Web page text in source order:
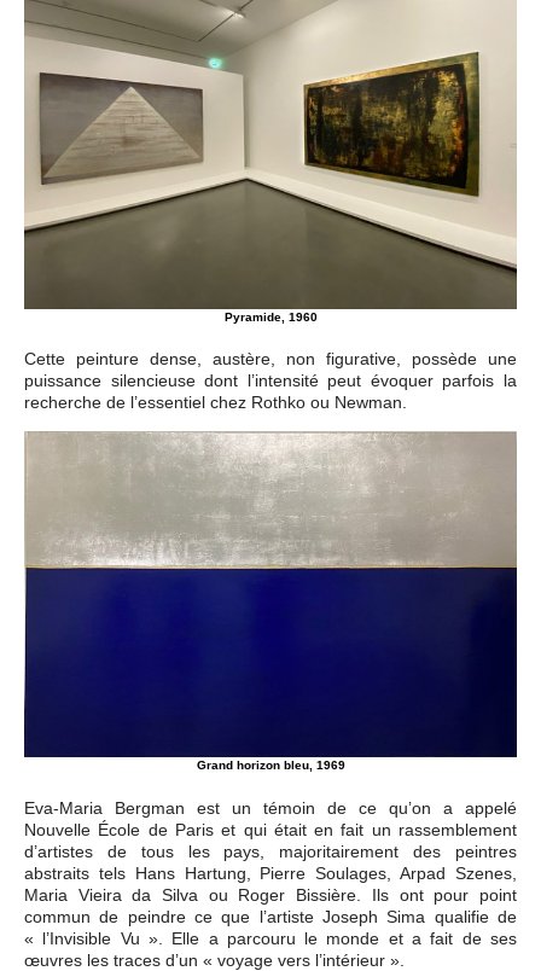
Pyramide, 1960
Cette peinture dense, austère, non figurative, possède une
puissance silencieuse dont l’intensité peut évoquer parfois la
recherche de l’essentiel chez Rothko ou Newman.
Grand horizon bleu, 1969
Eva-Maria Bergman est un témoin de ce qu’on a appelé
Nouvelle École de Paris et qui était en fait un rassemblement
d’artistes de tous les pays, majoritairement des peintres
abstraits tels Hans Hartung, Pierre Soulages, Arpad Szenes,
Maria Vieira da Silva ou Roger Bissière. Ils ont pour point
commun de peindre ce que l’artiste Joseph Sima qualifie de
« l’Invisible Vu ». Elle a parcouru le monde et a fait de ses
œuvres les traces d’un « voyage vers l’intérieur ».